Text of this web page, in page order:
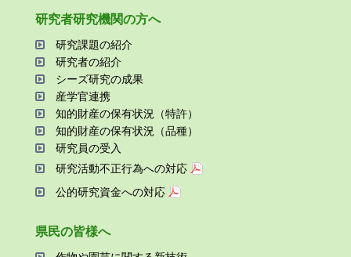
研究者研究機関の⽅へ
研究課題の紹介
研究者の紹介
シーズ研究の成果
産学官連携
知的財産の保有状況（特許）
知的財産の保有状況（品種）
研究員の受⼊
研究活動不正⾏為への対応
公的研究資金への対応
県⺠の皆様へ